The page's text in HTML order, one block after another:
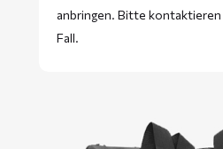
anbringen. Bitte kontaktieren
Fall.